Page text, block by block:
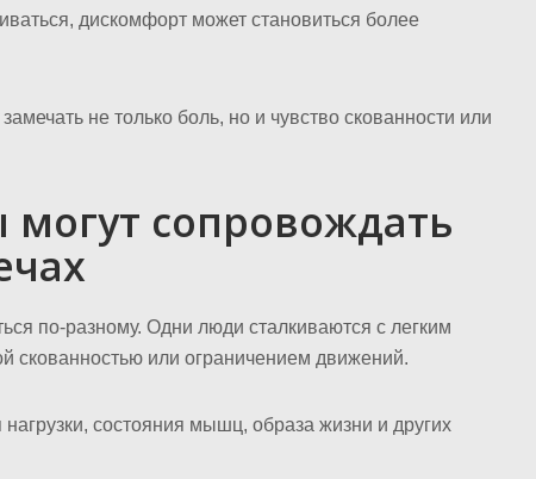
дискомфорт может становиться более
не только боль, но и чувство скованности или
сопровождать
по-разному. Одни люди сталкиваются с легким
или ограничением движений.
состояния мышц, образа жизни и других